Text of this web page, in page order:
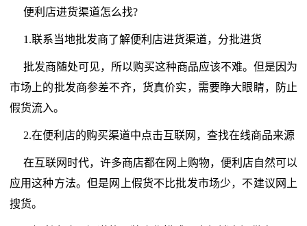
便利店进货渠道怎么找?
1.联系当地批发商了解便利店进货渠道，分批进货
批发商随处可见，所以购买这种商品应该不难。但是因为
市场上的批发商参差不齐，货真价实，需要睁大眼睛，防止
假货流入。
2.在便利店的购买渠道中点击互联网，查找在线商品来源
在互联网时代，许多商店都在网上购物，便利店自然可以
应用这种方法。但是网上假货不比批发市场少，不建议网上
搜货。